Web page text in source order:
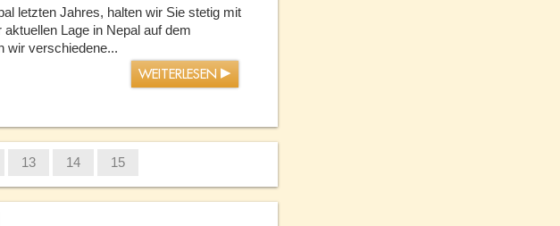
letzten Jahres, halten wir Sie stetig mit
Lage in Nepal auf dem
wir verschiedene...
WEITERLESEN
13 14 15